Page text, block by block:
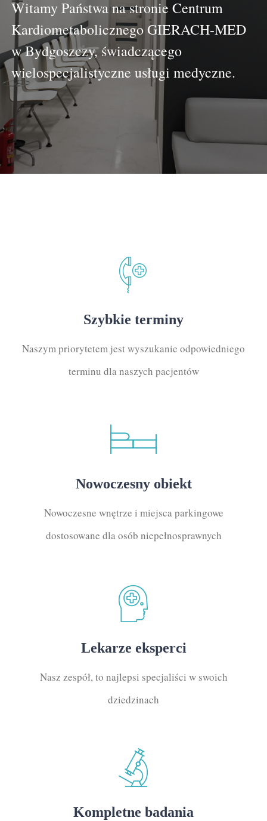
Cennik
Współpraca
Porady
Praca dla lekarza
Witamy Państwa na stronie Centrum
Kardiometabolicznego GIERACH-MED
w Bydgoszczy, świadczącego
wielospecjalistyczne usługi medyczne.
Szybkie terminy
Naszym priorytetem jest wyszukanie odpowiedniego
terminu dla naszych pacjentów
Nowoczesny obiekt
Nowoczesne wnętrze i miejsca parkingowe
dostosowane dla osób niepełnosprawnych
Lekarze eksperci
Nasz zespół, to najlepsi specjaliści w swoich
dziedzinach
Kompletne badania